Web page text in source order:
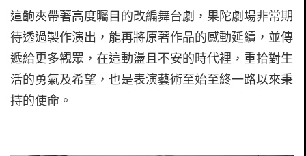
這齣夾帶著高度矚目的改編舞台劇，果陀劇場非常期
待透過製作演出，能再將原著作品的感動延續，並傳
遞給更多觀眾，在這動盪且不安的時代裡，重拾對生
活的勇氣及希望，也是表演藝術至始至終一路以來秉
持的使命。